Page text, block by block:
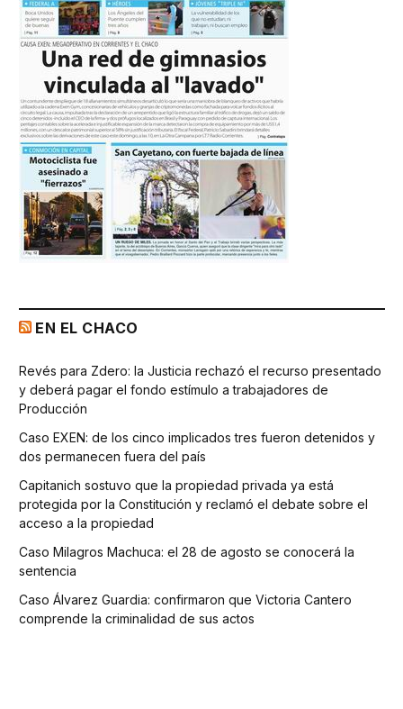
EN EL CHACO
Revés para Zdero: la Justicia rechazó el recurso presentado
y deberá pagar el fondo estímulo a trabajadores de
Producción
Caso EXEN: de los cinco implicados tres fueron detenidos y
dos permanecen fuera del país
Capitanich sostuvo que la propiedad privada ya está
protegida por la Constitución y reclamó el debate sobre el
acceso a la propiedad
Caso Milagros Machuca: el 28 de agosto se conocerá la
sentencia
Caso Álvarez Guardia: confirmaron que Victoria Cantero
comprende la criminalidad de sus actos